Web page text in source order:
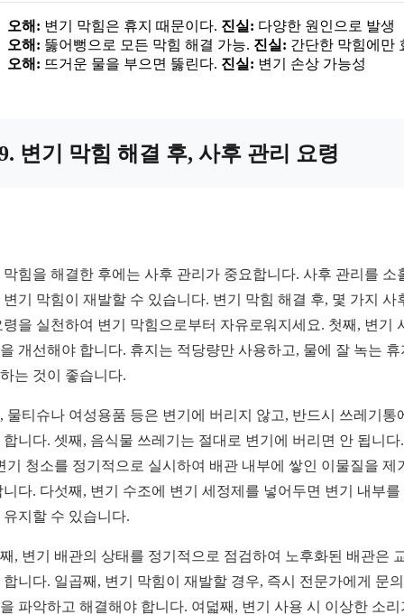
오해: 변기 막힘은 휴지 때문이다. 진실: 다양한 원인으로 발생
오해: 뚫어뻥으로 모든 막힘 해결 가능. 진실: 간단한 막힘에만
오해: 뜨거운 물을 부으면 뚫린다. 진실: 변기 손상 가능성
변기 막힘 해결 후, 사후 관리 요령
막힘을 해결한 후에는 사후 관리가 중요합니다. 사후 관리를 소
변기 막힘이 재발할 수 있습니다. 변기 막힘 해결 후, 몇 가지 사
령을 실천하여 변기 막힘으로부터 자유로워지세요. 첫째, 변기
개선해야 합니다. 휴지는 적당량만 사용하고, 물에 잘 녹는 휴
는 것이 좋습니다.
물티슈나 여성용품 등은 변기에 버리지 않고, 반드시 쓰레기통
합니다. 셋째, 음식물 쓰레기는 절대로 변기에 버리면 안 됩니다
기 청소를 정기적으로 실시하여 배관 내부에 쌓인 이물질을 제
니다. 다섯째, 변기 수조에 변기 세정제를 넣어두면 변기 내부를
유지할 수 있습니다.
, 변기 배관의 상태를 정기적으로 점검하여 노후화된 배관은
합니다. 일곱째, 변기 막힘이 재발할 경우, 즉시 전문가에게 문
파악하고 해결해야 합니다. 여덟째, 변기 사용 시 이상한 소리